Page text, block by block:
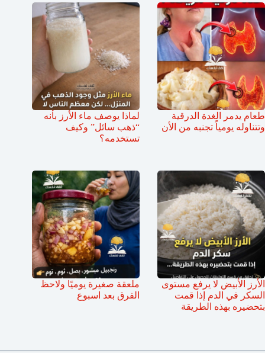
طعام يدمر الغدة الدرقية
وتتناوله يومياً تجنبه من الأن
لماذا يوصف ماء الأرز بأنه
“ذهب سائل” وكيف
تستخدمه؟
الأرز الأبيض لا يرفع مستوى
السكر في الدم إذا قمت
بتحضيره بهذه الطريقة
ملعقة صغيرة يوميًا ولاحظ
الفرق بعد اسبوع